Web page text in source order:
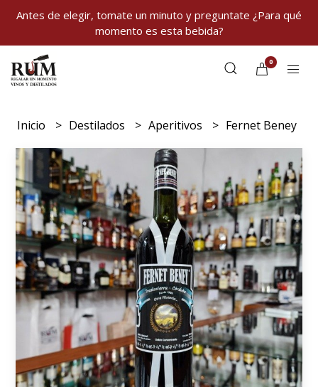
Antes de elegir, tomate un minuto y preguntate ¿Para qué
momento es esta bebida?
0
Inicio Destilados Aperitivos Fernet Beney